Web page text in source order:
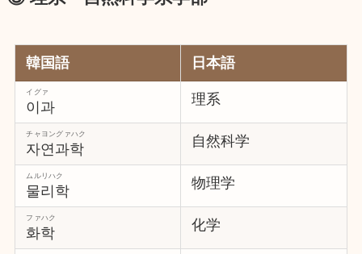
韓国語 日本語
이과
イグァ 理系
자연과학
チャヨングァハク 自然科学
물리학
ムルリハク 物理学
화학
ファハク 化学